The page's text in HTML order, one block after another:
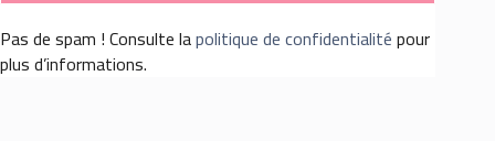
Pas de spam ! Consulte lapolitique de confidentialitépour
plus d’informations.